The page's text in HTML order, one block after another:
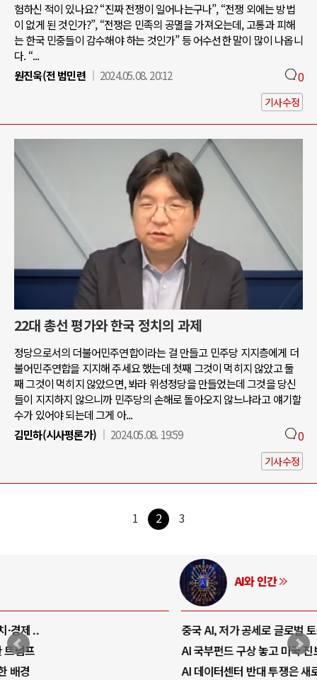
험하신 적이 있나요? “진짜 전쟁이 일어나는구나”, “전쟁 외에는 방법
이 없게 된 것인가?”, “전쟁은 민족의 공멸을 가져오는데, 고통과 피해
는 한국 민중들이 감수해야 하는 것인가” 등 어수선한 말이 많이 나옵니
다. “...
원진욱(전 범민련
2024.05.08. 20:12 0
기사수정
22대 총선 평가와 한국 정치의 과제
정당으로서의 더불어민주연합이라는 걸 만들고 민주당 지지층에게 더
불어민주연합을 지지해 주세요 했는데 첫째 그것이 먹히지 않았고 둘
째 그것이 먹히지 않았으면, 봐라 위성정당을 만들었는데 그것을 당신
들이 지지하지 않으니까 민주당의 손해로 돌아오지 않느냐라고 얘기할
수가 있어야 되는데 그게 아...
김민하(시사평론가)
2024.05.08. 19:59 0
기사수정
1 2 3
중국 AI, 저가 공세로 글로벌 토큰 시..
AI 국부펀드 구상 놓고 미국 진보진영 ..
AI 데이터센터 반대 투쟁은 새로운 글로..